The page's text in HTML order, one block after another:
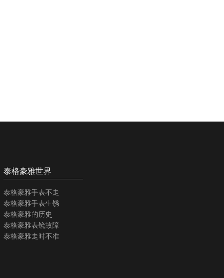
泰格豪雅世界
泰格豪雅手表不走
泰格豪雅手表生锈
泰格豪雅的历史
泰格豪雅表镜故障
泰格豪雅走时不准